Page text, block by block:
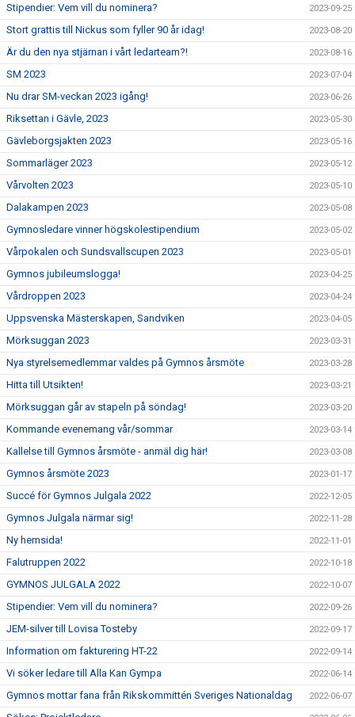
Stipendier: Vem vill du nominera? 2023-09-25
Stort grattis till Nickus som fyller 90 år idag! 2023-08-20
Är du den nya stjärnan i vårt ledarteam?! 2023-08-16
SM 2023 2023-07-04
Nu drar SM-veckan 2023 igång! 2023-06-26
Riksettan i Gävle, 2023 2023-05-30
Gävleborgsjakten 2023 2023-05-16
Sommarläger 2023 2023-05-12
Vårvolten 2023 2023-05-10
Dalakampen 2023 2023-05-08
Gymnosledare vinner högskolestipendium 2023-05-02
Vårpokalen och Sundsvallscupen 2023 2023-05-01
Gymnos jubileumslogga! 2023-04-25
Vårdroppen 2023 2023-04-24
Uppsvenska Mästerskapen, Sandviken 2023-04-05
Mörksuggan 2023 2023-03-31
Nya styrelsemedlemmar valdes på Gymnos årsmöte 2023-03-28
Hitta till Utsikten! 2023-03-21
Mörksuggan går av stapeln på söndag! 2023-03-20
Kommande evenemang vår/sommar 2023-03-14
Kallelse till Gymnos årsmöte - anmäl dig här! 2023-03-08
Gymnos årsmöte 2023 2023-01-17
Succé för Gymnos Julgala 2022 2022-12-05
Gymnos Julgala närmar sig! 2022-11-28
Ny hemsida! 2022-11-01
Falutruppen 2022 2022-10-18
GYMNOS JULGALA 2022 2022-10-07
Stipendier: Vem vill du nominera? 2022-09-26
JEM-silver till Lovisa Tosteby 2022-09-17
Information om fakturering HT-22 2022-09-14
Vi söker ledare till Alla Kan Gympa 2022-06-14
Gymnos mottar fana från Rikskommittén Sveriges Nationaldag 2022-06-07